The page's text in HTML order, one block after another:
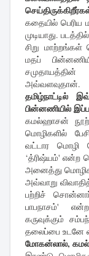
கதையில் பெரிய
முடியாது.
சிறு மாற்றங்கள்
மதப்
அவ்வளவுதான்.
தமிழ்நாட்டில்
பின்னணியில்
கமல்ஹாசன்
மொழிகளில்
வட்டார மொழி
‘த்ரிஷ்யம்' என்ற
அனைத்து
அவ்வாறு
பற்றிச்
பாபநாசம்'
கருவுக்கும்
தலைப்பை உடனே
மோகன்லால், கமல்